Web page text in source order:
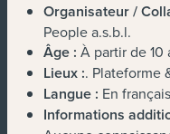
Organisateur /
People a.s.b.l.
Âge : À partir de 10
Lieux :. Plateforme
Langue : En français
Informations